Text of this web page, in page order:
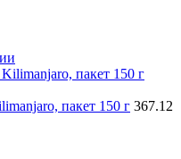
пакет 150 г 367.12